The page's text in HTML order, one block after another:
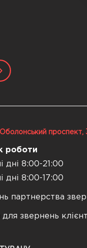
проспект,
роботи
дні 8:00-21:00
дні 8:00-17:00
партнерства
звернень